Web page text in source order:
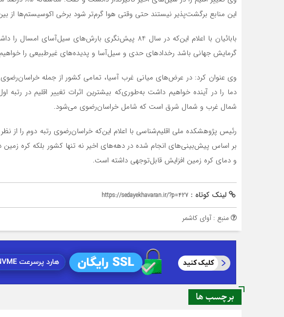
این منابع برگشت‌پذیر نیستند حتی وقتی هوا گرم‌تر شود برخی اکوسیستم‌ها از
بابائیان با اعلام این‌که در سال 84 پیش‌نگری بارش‌های
گرمایش جهانی باشد رخدادهای حدی و سیل‌آسا و پدیده‌های غیرطبیعی را
وی عنوان کرد: در عرض‌های میانی غرب آسیا، تمامی کشور از جمله
دما را در آینده خواهیم داشت به‌طوری‌که بیشترین اثرات تغییر اقلیم در رتبه
شمال غرب و شمال شرق است که شامل خراسان‌رضوی می‌شود.
رئیس پژوهشکده ملی اقلیم‌شناسی با اعلام این‌که خراسان‌رضوی رتبه دوم را از
بر اساس پیش‌بینی‌های انجام شده در دهه‌های اخیر نه تنها کشور بلکه کره زمین
و دمای کره زمین افزایش قابل‌توجهی داشته است.
لینک کوتاه : https://sedayekhavaran.ir/?p=427
منبع : آوای کاشمر
برچسب ها